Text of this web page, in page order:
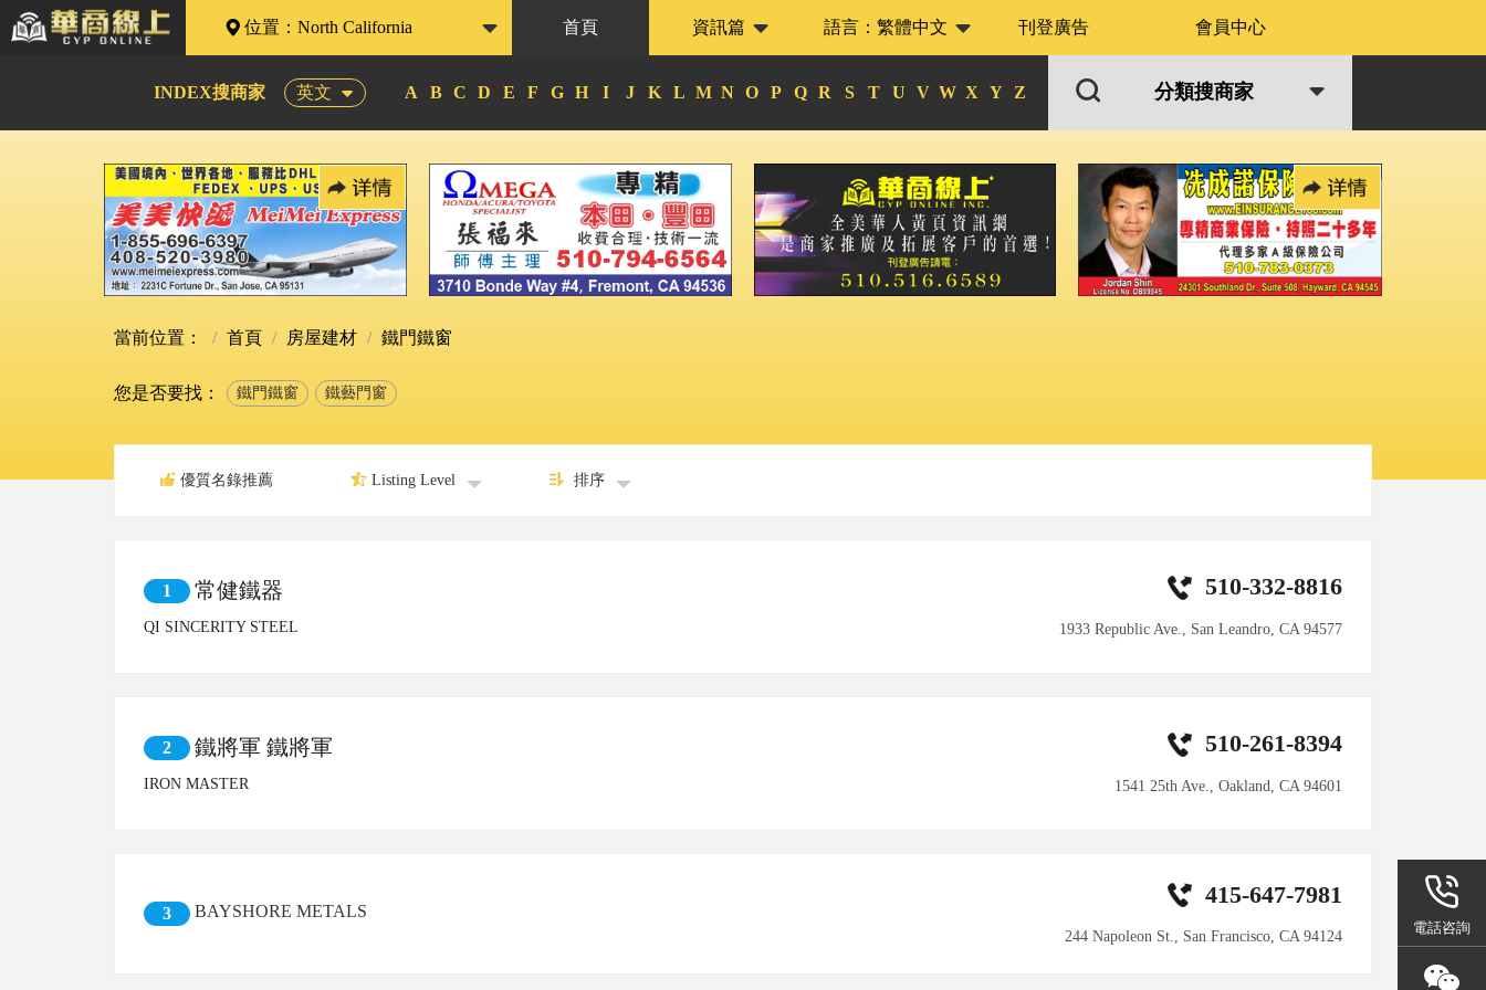
電話咨詢
位置： North California 首頁 資訊篇 語言：繁體中文 刊登廣告 會員中心
INDEX搜商家 英文 A B C D E F G H I J K L M N O P Q R S T U V W X Y Z 分類搜商家
當前位置： 首頁 房屋建材 鐵門鐵窗
您是否要找： 鐵門鐵窗 鐵藝門窗
優質名錄推薦 Listing Level 排序
1 常健鐵器
QI SINCERITY STEEL
510-332-8816
1933 Republic Ave., San Leandro, CA 94577
2 鐵將軍 鐵將軍
IRON MASTER
510-261-8394
1541 25th Ave., Oakland, CA 94601
3 BAYSHORE METALS
415-647-7981
244 Napoleon St., San Francisco, CA 94124